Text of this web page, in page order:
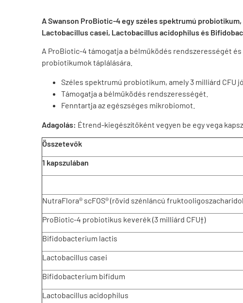
A Swanson ProBiotic-4 egy széles spektrumú
Lactobacillus casei, Lactobacillus acidophilus és
A ProBiotic-4 támogatja a bélműködés rendszerességét
probiotikumok táplálására.
Széles spektrumú probiotikum, amely 3 milliárd CFU
Támogatja a bélműködés rendszerességét.
Fenntartja az egészséges mikrobiomot.
Adagolás: Étrend-kiegészítőként vegyen be egy vega
Összetevők
1 kapszulában
NutraFlora® scFOS® (rövid szénláncú
ProBiotic-4 probiotikus keverék (3 milliárd CFU†)
Bifidobacterium lactis
Lactobacillus casei
Bifidobacterium bifidum
Lactobacillus acidophilus